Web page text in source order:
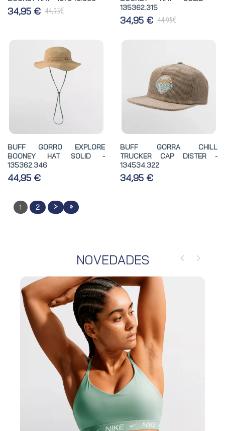
34,95 € 44,95€
135362.315
34,95 € 44,95€
BUFF GORRO EXPLORE
BOONEY HAT SOLID -
135362.346
44,95 €
BUFF GORRA CHILL
TRUCKER CAP DISTER -
134534.322
34,95 €
1 2 > »
NOVEDADES